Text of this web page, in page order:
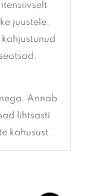
juustele.
Annab
lihtsasti
kahusust.